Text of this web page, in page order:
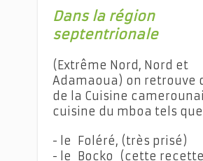
Dans la région
septentrionale
(Extrême Nord, Nord et
Adamaoua) on retrouve
de la Cuisine
cuisine du mboa tels que
- le Foléré, (très prisé)
- le Bocko (cette